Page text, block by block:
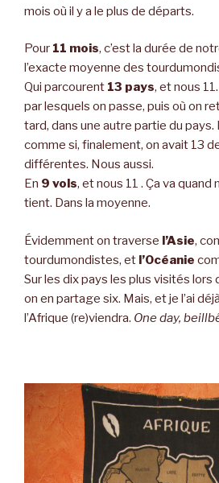
mois où il y a le plus de départs.
Pour 11 mois, c’est la durée de
l’exacte moyenne des
Qui parcourent 13 pays, et nous
par lesquels on passe, puis où on
tard, dans une autre partie du pays.
comme si, finalement, on avait 13
différentes. Nous aussi.
En 9 vols, et nous 11 . Ça va quand
tient. Dans la moyenne.
Évidemment on traverse l’Asie,
tourdumondistes, et l’Océanie
Sur les dix pays les plus visités lors
on en partage six. Mais, et je l’ai
l’Afrique (re)viendra. One day,